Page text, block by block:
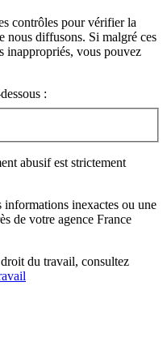
contrôles pour vérifier la
nous diffusons. Si malgré ces
inappropriés, vous pouvez
:
abusif est strictement
informations inexactes ou une
de votre agence France
droit du travail, consultez